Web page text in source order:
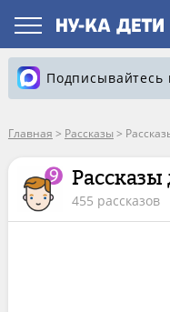
Главная > Рассказы >
Рассказы
455 рассказов